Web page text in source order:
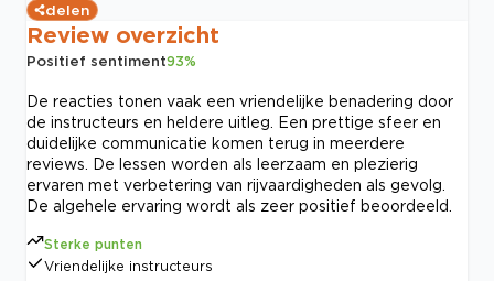
delen
Review overzicht
Positief sentiment93%
De reacties tonen vaak een vriendelijke benadering door
de instructeurs en heldere uitleg. Een prettige sfeer en
duidelijke communicatie komen terug in meerdere
reviews. De lessen worden als leerzaam en plezierig
ervaren met verbetering van rijvaardigheden als gevolg.
De algehele ervaring wordt als zeer positief beoordeeld.
Sterke punten
Vriendelijke instructeurs